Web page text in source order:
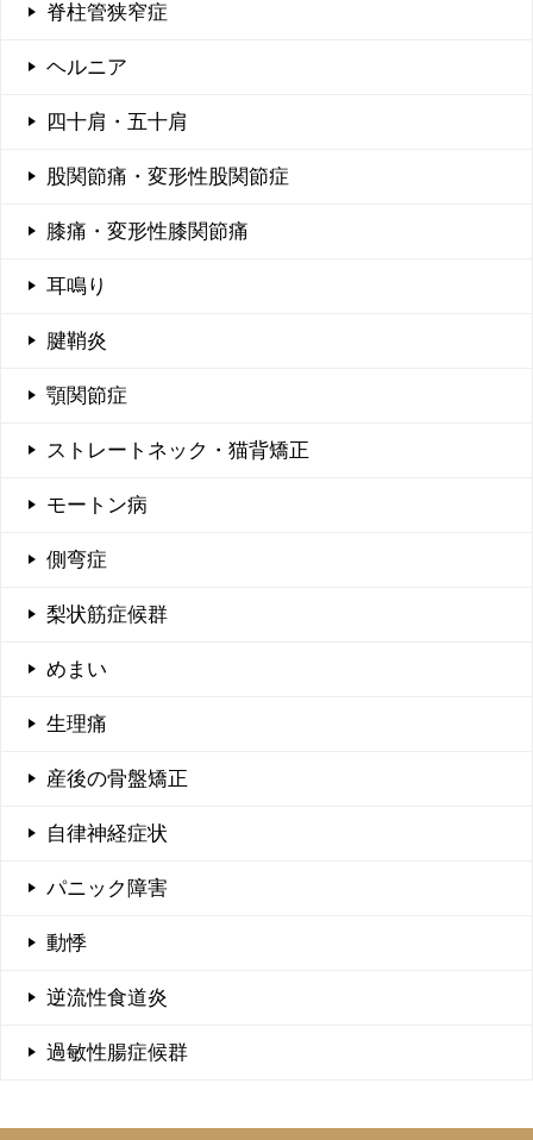
脊柱管狭窄症
ヘルニア
四十肩・五十肩
股関節痛・変形性股関節症
膝痛・変形性膝関節痛
耳鳴り
腱鞘炎
顎関節症
ストレートネック・猫背矯正
モートン病
側弯症
梨状筋症候群
めまい
生理痛
産後の骨盤矯正
自律神経症状
パニック障害
動悸
逆流性食道炎
過敏性腸症候群